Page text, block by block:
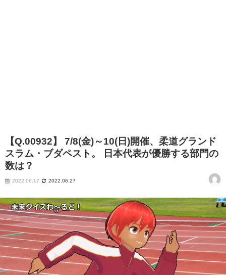
【Q.00932】 7/8(金)～10(日)開催、柔道グランド
スラム・ブダペスト。 日本代表が優勝する部門の
数は？
2022.06.17 2022.06.27